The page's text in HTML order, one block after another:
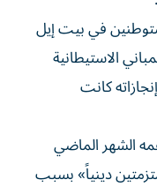
في بيت إيل
الاستيطانية
كانت
الشهر الماضي
دينياً» بسبب